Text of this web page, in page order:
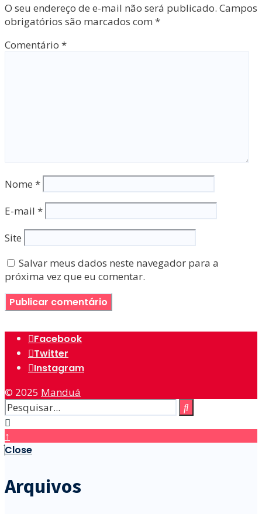
O seu endereço de e-mail não será publicado. Campos
obrigatórios são marcados com *
Comentário *
Nome *
E-mail *
Site
Salvar meus dados neste navegador para a
próxima vez que eu comentar.
Facebook
Twitter
Instagram
© 2025 Manduá
↑
Close
Arquivos